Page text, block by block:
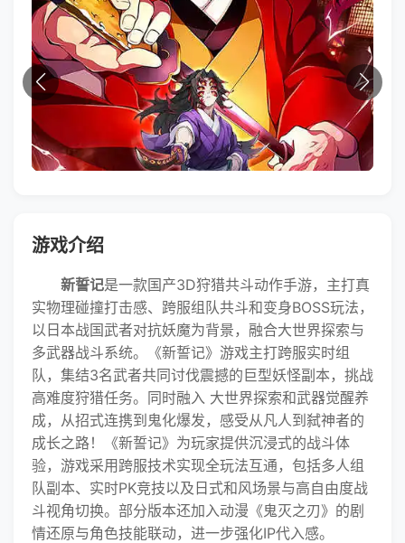
游戏介绍
新誓记是一款国产3D狩猎共斗动作手游，主打真
实物理碰撞打击感、跨服组队共斗和变身BOSS玩法，
以日本战国武者对抗妖魔为背景，融合大世界探索与
多武器战斗系统。《新誓记》游戏主打​跨服实时组
队，集结3名武者共同讨伐震撼的巨型妖怪副本，挑战
高难度狩猎任务。同时融入 ​大世界探索​和武器觉醒养
成，从招式连携到鬼化爆发，感受从凡人到弑神者的
成长之路！《新誓记》为玩家提供沉浸式的战斗体
验，游戏采用跨服技术实现全玩法互通，包括多人组
队副本、实时PK竞技以及日式和风场景与高自由度战
斗视角切换。部分版本还加入动漫《鬼灭之刃》的剧
情还原与角色技能联动，进一步强化IP代入感。